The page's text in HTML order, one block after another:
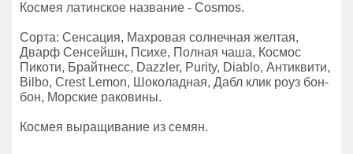
Космея латинское название - Cosmos.
Сорта: Сенсация, Махровая солнечная желтая,
Дварф Сенсейшн, Психе, Полная чаша, Космос
Пикоти, Брайтнесс, Dazzler, Purity, Diablo, Антиквити,
Bilbo, Crest Lemon, Шоколадная, Дабл клик роуз бон-
бон, Морские раковины.
Космея выращивание из семян.